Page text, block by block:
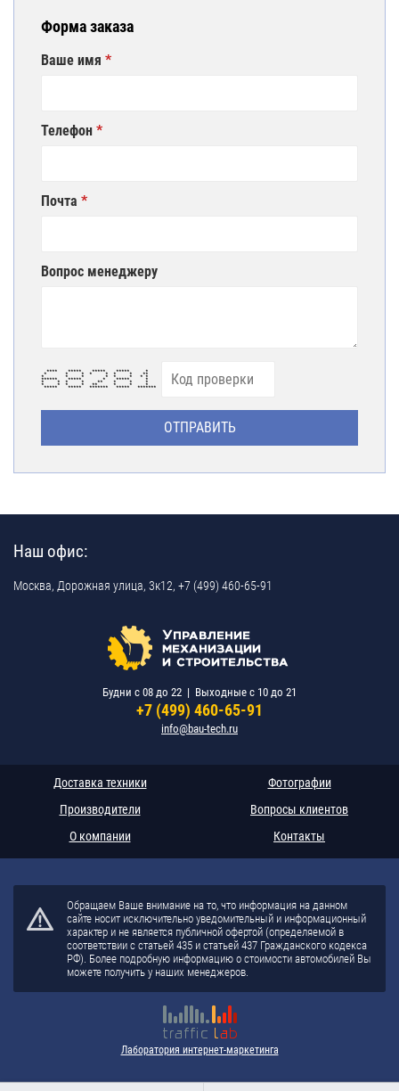
Форма заказа
Ваше имя
Телефон
Почта
Вопрос менеджеру
**** ***** ***** ***** *
* * * * * * * **
* * * * * * * *
****** ***** * ***** *
* * * * ** * * *
* * * * ** * * *
***** ***** ******* ***** *******
Наш офис:
Москва, Дорожная улица, 3к12, +7 (499) 460-65-91
Будни c 08 до 22 | Выходные c 10 до 21
+7 (499) 460-65-91
info@bau-tech.ru
Доставка техники
Фотографии
Производители
Вопросы клиентов
О компании
Контакты
Обращаем Ваше внимание на то, что информация на данном
сайте носит исключительно уведомительный и информационный
характер и не является публичной офертой (определяемой в
соответствии с статьей 435 и статьей 437 Гражданского кодекса
РФ). Более подробную информацию о стоимости автомобилей Вы
можете получить у наших менеджеров.
Лаборатория интернет-маркетинга